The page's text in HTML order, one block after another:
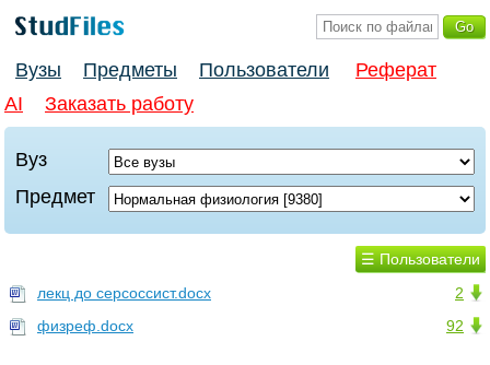
Вузы Предметы Пользователи
Реферат
AI
Заказать работу
Вуз
Предмет
☰ Пользователи
2
лекц до серсоссист.docx
92
физреф.docx